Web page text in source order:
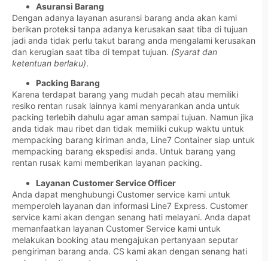
Asuransi Barang
Dengan adanya layanan asuransi barang anda akan kami
berikan proteksi tanpa adanya kerusakan saat tiba di tujuan
jadi anda tidak perlu takut barang anda mengalami kerusakan
dan kerugian saat tiba di tempat tujuan. (Syarat dan
ketentuan berlaku).
Packing Barang
Karena terdapat barang yang mudah pecah atau memiliki
resiko rentan rusak lainnya kami menyarankan anda untuk
packing terlebih dahulu agar aman sampai tujuan. Namun jika
anda tidak mau ribet dan tidak memiliki cukup waktu untuk
mempacking barang kiriman anda, Line7 Container siap untuk
mempacking barang ekspedisi anda. Untuk barang yang
rentan rusak kami memberikan layanan packing.
Layanan Customer Service Officer
Anda dapat menghubungi Customer service kami untuk
memperoleh layanan dan informasi Line7 Express. Customer
service kami akan dengan senang hati melayani. Anda dapat
memanfaatkan layanan Customer Service kami untuk
melakukan booking atau mengajukan pertanyaan seputar
pengiriman barang anda. CS kami akan dengan senang hati